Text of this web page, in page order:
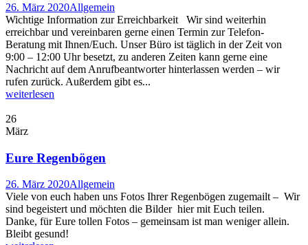
26. März 2020Allgemein
Wichtige Information zur Erreichbarkeit Wir sind weiterhin
erreichbar und vereinbaren gerne einen Termin zur Telefon-
Beratung mit Ihnen/Euch. Unser Büro ist täglich in der Zeit von
9:00 – 12:00 Uhr besetzt, zu anderen Zeiten kann gerne eine
Nachricht auf dem Anrufbeantworter hinterlassen werden – wir
rufen zurück. Außerdem gibt es...
weiterlesen
26
März
Eure Regenbögen
26. März 2020Allgemein
Viele von euch haben uns Fotos Ihrer Regenbögen zugemailt – Wir
sind begeistert und möchten die Bilder hier mit Euch teilen.
Danke, für Eure tollen Fotos – gemeinsam ist man weniger allein.
Bleibt gesund!